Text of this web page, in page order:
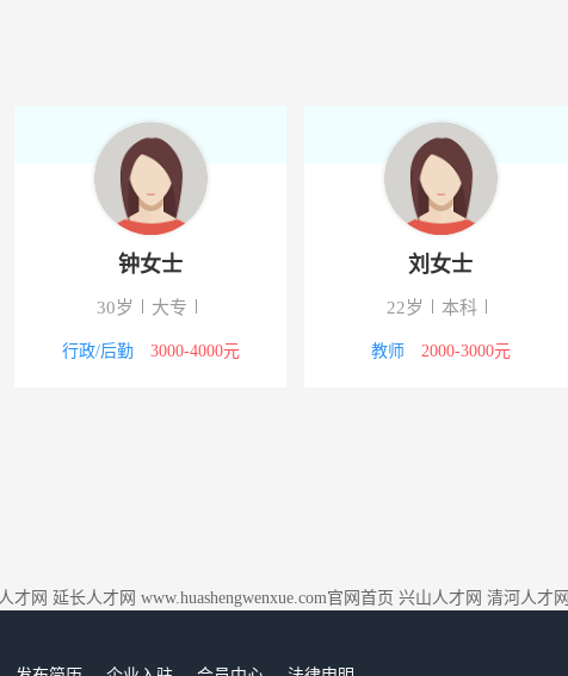
钟女士
30岁 大专
行政/后勤 3000-4000元
刘女士
22岁 本科
教师 2000-3000元
才网 延长人才网 www.huashengwenxue.com官网首页 兴山人才网 清河人才网